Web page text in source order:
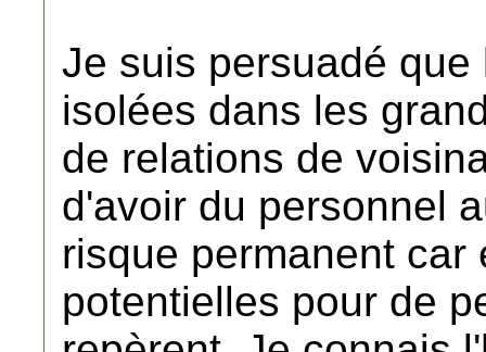
Je suis persuadé
isolées dans les
de relations de
d'avoir du personnel
risque permanent
potentielles pour de